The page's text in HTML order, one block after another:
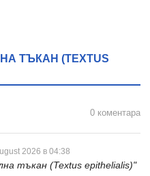
ТЪКАН (TEXTUS
0 коментара
2026 в 04:38
тъкан (Textus epithelialis)"